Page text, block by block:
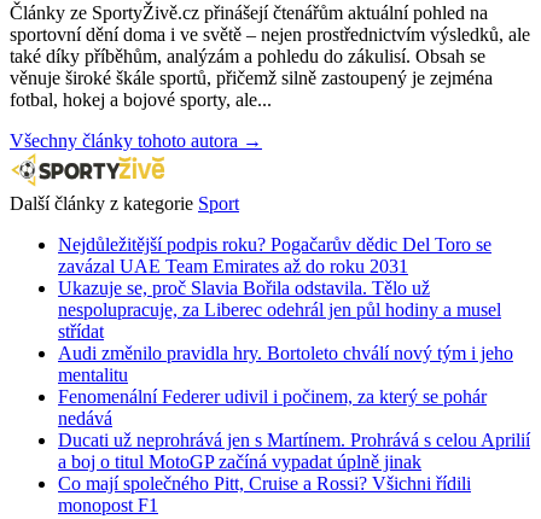
Články ze SportyŽivě.cz přinášejí čtenářům aktuální pohled na
sportovní dění doma i ve světě – nejen prostřednictvím výsledků, ale
také díky příběhům, analýzám a pohledu do zákulisí. Obsah se
věnuje široké škále sportů, přičemž silně zastoupený je zejména
fotbal, hokej a bojové sporty, ale...
Všechny články tohoto autora →
Další články z kategorie Sport
Nejdůležitější podpis roku? Pogačarův dědic Del Toro se
zavázal UAE Team Emirates až do roku 2031
Ukazuje se, proč Slavia Bořila odstavila. Tělo už
nespolupracuje, za Liberec odehrál jen půl hodiny a musel
střídat
Audi změnilo pravidla hry. Bortoleto chválí nový tým i jeho
mentalitu
Fenomenální Federer udivil i počinem, za který se pohár
nedává
Ducati už neprohrává jen s Martínem. Prohrává s celou Aprilií
a boj o titul MotoGP začíná vypadat úplně jinak
Co mají společného Pitt, Cruise a Rossi? Všichni řídili
monopost F1